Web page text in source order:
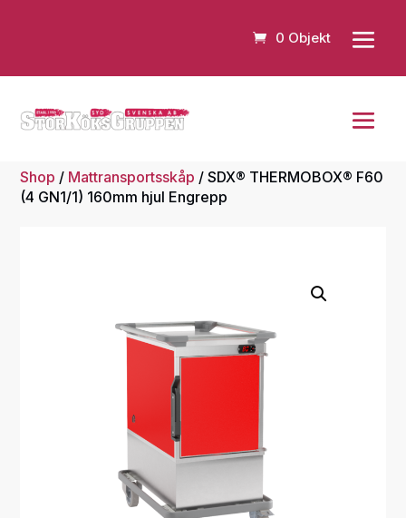
0 Objekt
Shop / Mattransportsskåp / SDX® THERMOBOX® F60
(4 GN1/1) 160mm hjul Engrepp